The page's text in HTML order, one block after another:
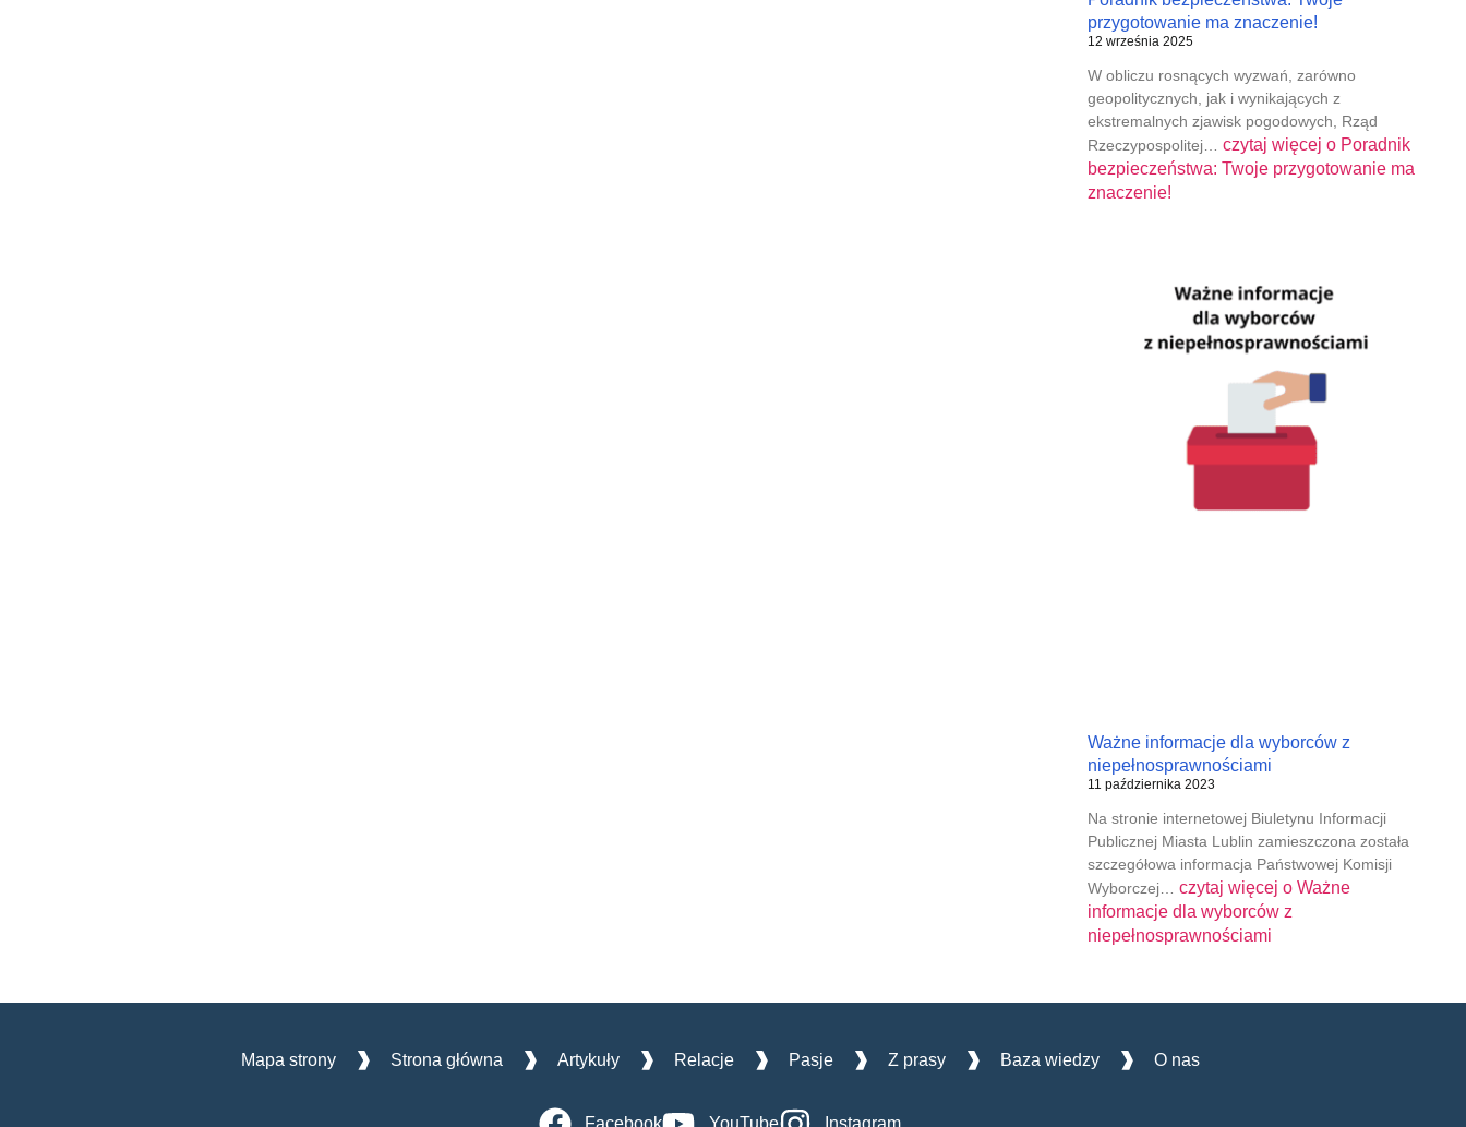
przygotowanie ma znaczenie!
12 września 2025
W obliczu rosnących wyzwań, zarówno
geopolitycznych, jak i wynikających z
ekstremalnych zjawisk pogodowych, Rząd
Rzeczypospolitej… czytaj więcej oPoradnik
bezpieczeństwa: Twoje przygotowanie ma
znaczenie!
Ważne informacje dla wyborców z
niepełnosprawnościami
11 października 2023
Na stronie internetowej Biuletynu Informacji
Publicznej Miasta Lublin zamieszczona została
szczegółowa informacja Państwowej Komisji
Wyborczej… czytaj więcej oWażne
informacje dla wyborców z
niepełnosprawnościami
Mapa strony Strona główna Artykuły Relacje Pasje Z prasy Baza wiedzy O nas